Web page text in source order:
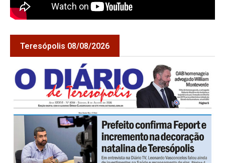
Teresópolis 08/08/2026